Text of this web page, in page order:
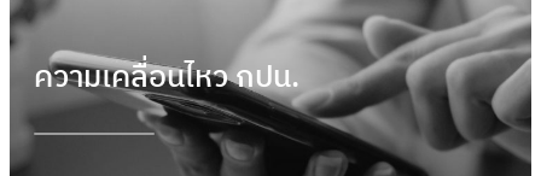
ความเคลื่อนไหว กปน.